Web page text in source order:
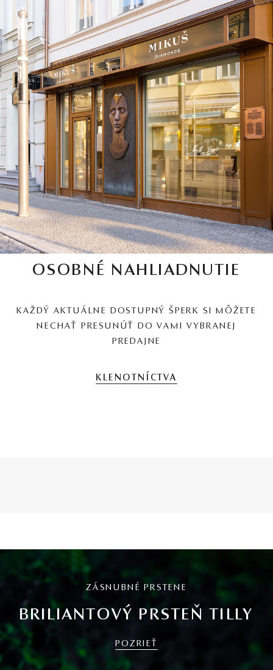
OSOBNÉ NAHLIADNUTIE
KAŽDÝ AKTUÁLNE DOSTUPNÝ ŠPERK SI MÔŽETE
NECHAŤ PRESUNÚŤ DO VAMI VYBRANEJ
PREDAJNE
KLENOTNÍCTVA
ZÁSNUBNÉ PRSTENE
BRILIANTOVÝ PRSTEŇ TILLY
POZRIEŤ